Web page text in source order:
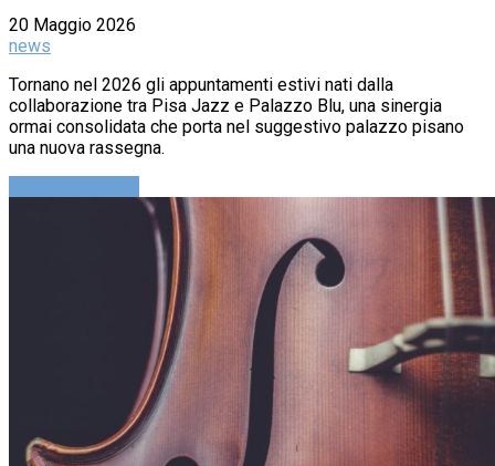
20 Maggio 2026
news
Tornano nel 2026 gli appuntamenti estivi nati dalla
collaborazione tra Pisa Jazz e Palazzo Blu, una sinergia
ormai consolidata che porta nel suggestivo palazzo pisano
una nuova rassegna.